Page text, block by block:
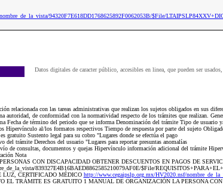
94320F7E618DD1768625892F0062053B/$File/
Datos digitales de caracter público, accesibles en linea, que pueden ser
relacionada con las tareas administrativas que realizan los sujetos obligados en sus
autoridad, de conformidad con la normatividad respecto de los trámites que realizan.
Fecha de término del periodo que se informa Denominación del trámite Tipo de
Hipervínculo al/los formatos respectivos Tiempo de respuesta por parte del sujeto
gratuito Sustento legal para su cobro "Lugares donde se efectúa el pago
trámite Derechos del usuario "Lugares para reportar presuntas anomalías
de consultas, documentos y quejas Hipervínculo información adicional del trámite
Nota
CON DISCAPACIDAD OBTENER DESCUENTOS EN PAGOS DE
839327E4B16BAED8862585210079AF0E/$File/
LUZ, CERTIFICADO MÉDICO http://www.cegaipslp.org.mx/HV2020.nsf/
EL TRÁMITE ES GRATUITO 1 MANUAL DE ORGANIZACIÓN LA PERSONA